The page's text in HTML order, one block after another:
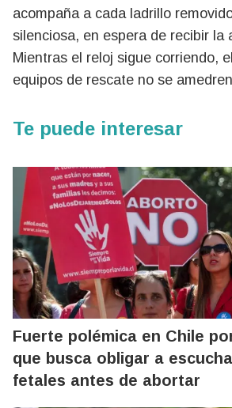
acompaña a cada ladrillo
silenciosa, en espera de recibir la
Mientras el reloj sigue corriendo,
equipos de rescate no se
Te puede interesar
Fuerte polémica en Chile
que busca obligar a
fetales antes de abortar